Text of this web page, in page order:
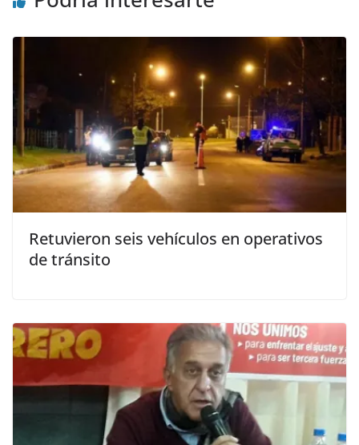
Retuvieron seis vehículos en operativos
de tránsito